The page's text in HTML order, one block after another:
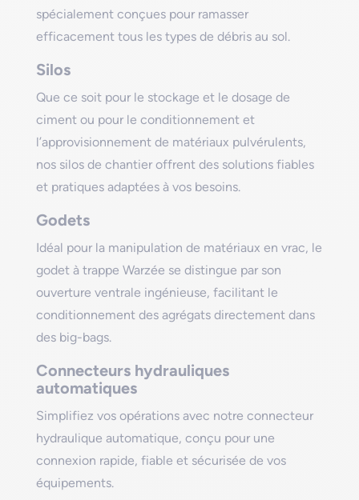
spécialement conçues pour ramasser
efficacement tous les types de débris au sol.
Silos
Que ce soit pour le stockage et le dosage de
ciment ou pour le conditionnement et
l’approvisionnement de matériaux pulvérulents,
nos silos de chantier offrent des solutions fiables
et pratiques adaptées à vos besoins.
Godets
Idéal pour la manipulation de matériaux en vrac, le
godet à trappe Warzée se distingue par son
ouverture ventrale ingénieuse, facilitant le
conditionnement des agrégats directement dans
des big-bags.
Connecteurs hydrauliques
automatiques
Simplifiez vos opérations avec notre connecteur
hydraulique automatique, conçu pour une
connexion rapide, fiable et sécurisée de vos
équipements.